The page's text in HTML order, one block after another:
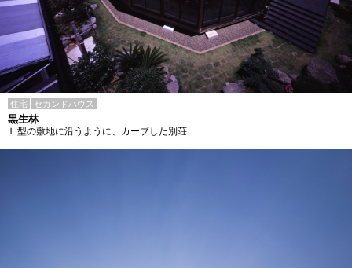
住宅 セカンドハウス
黒生林
Ｌ型の敷地に沿うように、カーブした別荘